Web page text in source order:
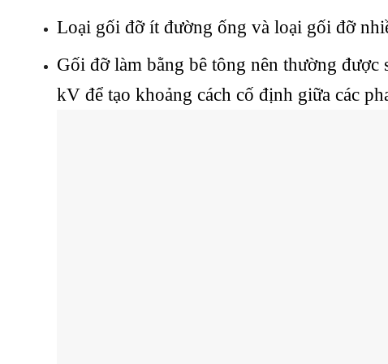
Loại gối đỡ ít đường ống và loại gối đỡ
Gối đỡ làm bằng bê tông nên thường
kV để tạo khoảng cách cố định giữa các